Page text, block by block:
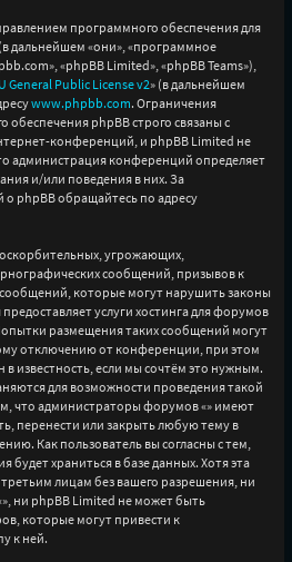
программного обеспечения для
дальнейшем «они», «программное
«phpBB Limited», «phpBB Teams»),
General Public License v2» (в дальнейшем
www.phpbb.com. Ограничения
обеспечения phpBB строго связаны с
конференций, и phpBB Limited не
администрация конференций определяет
и/или поведения в них. За
phpBB обращайтесь по адресу
угрожающих,
сообщений, призывов к
которые могут нарушить законы
услуги хостинга для форумов
размещения таких сообщений могут
отключению от конференции, при этом
в известность, если мы сочтём это нужным.
для возможности проведения такой
что администраторы форумов «» имеют
перенести или закрыть любую тему в
Как пользователь вы согласны с тем,
храниться в базе данных. Хотя эта
лицам без вашего разрешения, ни
ни phpBB Limited не может быть
которые могут привести к
к ней.